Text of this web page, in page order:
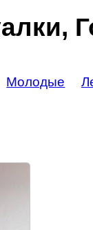
Молодые